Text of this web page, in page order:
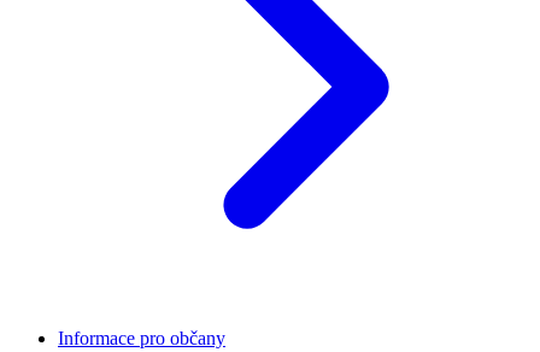
Informace pro občany